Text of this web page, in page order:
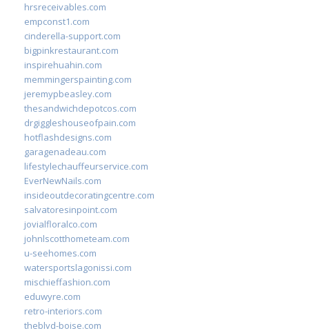
hrsreceivables.com
empconst1.com
cinderella-support.com
bigpinkrestaurant.com
inspirehuahin.com
memmingerspainting.com
jeremypbeasley.com
thesandwichdepotcos.com
drgiggleshouseofpain.com
hotflashdesigns.com
garagenadeau.com
lifestylechauffeurservice.com
EverNewNails.com
insideoutdecoratingcentre.com
salvatoresinpoint.com
jovialfloralco.com
johnlscotthometeam.com
u-seehomes.com
watersportslagonissi.com
mischieffashion.com
eduwyre.com
retro-interiors.com
theblvd-boise.com